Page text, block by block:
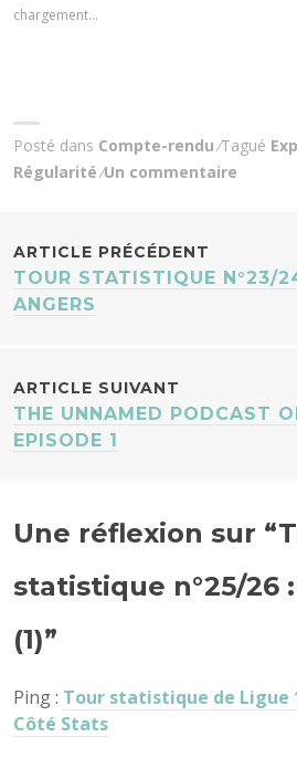
chargement…
Posté dans Compte-rendu Tagué
Régularité Un commentaire
NAVIGATION
DES
ARTICLES
ARTICLE PRÉCÉDENT
TOUR STATISTIQUE N°23/
ANGERS
ARTICLE SUIVANT
THE UNNAMED PODCAST
EPISODE 1
Une réflexion sur “
statistique n°25/26
(1)”
Ping : Tour statistique de Ligue
Côté Stats